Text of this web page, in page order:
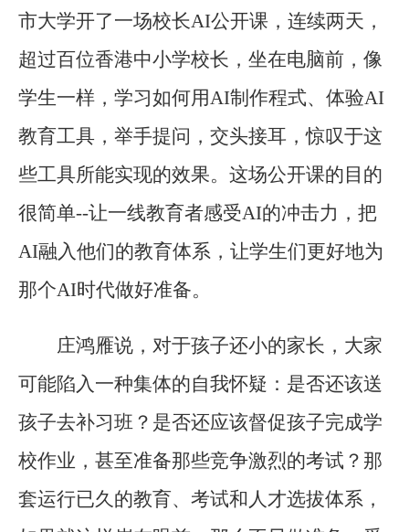
市大学开了一场校长AI公开课，连续两天，
超过百位香港中小学校长，坐在电脑前，像
学生一样，学习如何用AI制作程式、体验AI
教育工具，举手提问，交头接耳，惊叹于这
些工具所能实现的效果。这场公开课的目的
很简单--让一线教育者感受AI的冲击力，把
AI融入他们的教育体系，让学生们更好地为
那个AI时代做好准备。
庄鸿雁说，对于孩子还小的家长，大家
可能陷入一种集体的自我怀疑：是否还该送
孩子去补习班？是否还应该督促孩子完成学
校作业，甚至准备那些竞争激烈的考试？那
套运行已久的教育、考试和人才选拔体系，